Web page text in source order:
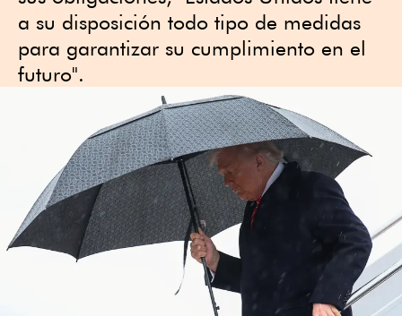
a su disposición todo tipo de medidas
para garantizar su cumplimiento en el
futuro".